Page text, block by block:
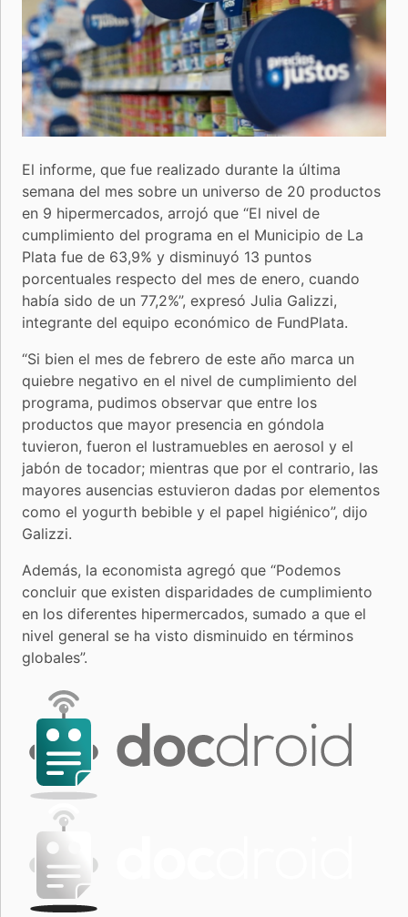
El informe, que fue realizado durante la última
semana del mes sobre un universo de 20 productos
en 9 hipermercados, arrojó que “El nivel de
cumplimiento del programa en el Municipio de La
Plata fue de 63,9% y disminuyó 13 puntos
porcentuales respecto del mes de enero, cuando
había sido de un 77,2%”, expresó Julia Galizzi,
integrante del equipo económico de FundPlata.
“Si bien el mes de febrero de este año marca un
quiebre negativo en el nivel de cumplimiento del
programa, pudimos observar que entre los
productos que mayor presencia en góndola
tuvieron, fueron el lustramuebles en aerosol y el
jabón de tocador; mientras que por el contrario, las
mayores ausencias estuvieron dadas por elementos
como el yogurth bebible y el papel higiénico”, dijo
Galizzi.
Además, la economista agregó que “Podemos
concluir que existen disparidades de cumplimiento
en los diferentes hipermercados, sumado a que el
nivel general se ha visto disminuido en términos
globales”.